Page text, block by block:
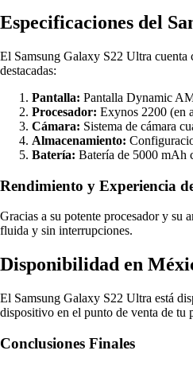
Especificaciones del
El Samsung Galaxy S22 Ultra cuenta
destacadas:
Pantalla: Pantalla Dynamic
Procesador: Exynos 2200 (en
Cámara: Sistema de cámara
Almacenamiento:
Batería: Batería de 5000 mAh
Rendimiento y Experiencia
Gracias a su potente procesador y
fluida y sin interrupciones.
Disponibilidad en
El Samsung Galaxy S22 Ultra está
dispositivo en el punto de venta de tu
Conclusiones Finales